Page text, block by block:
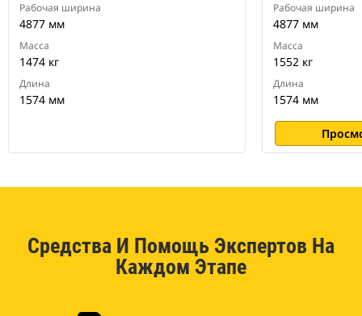
Рабочая ширина
4877 мм
Масса
1474 кг
Длина
1574 мм
Рабочая ширина
4877 мм
Масса
1552 кг
Длина
1574 мм
Средства И Помощь Экспертов На
Каждом Этапе